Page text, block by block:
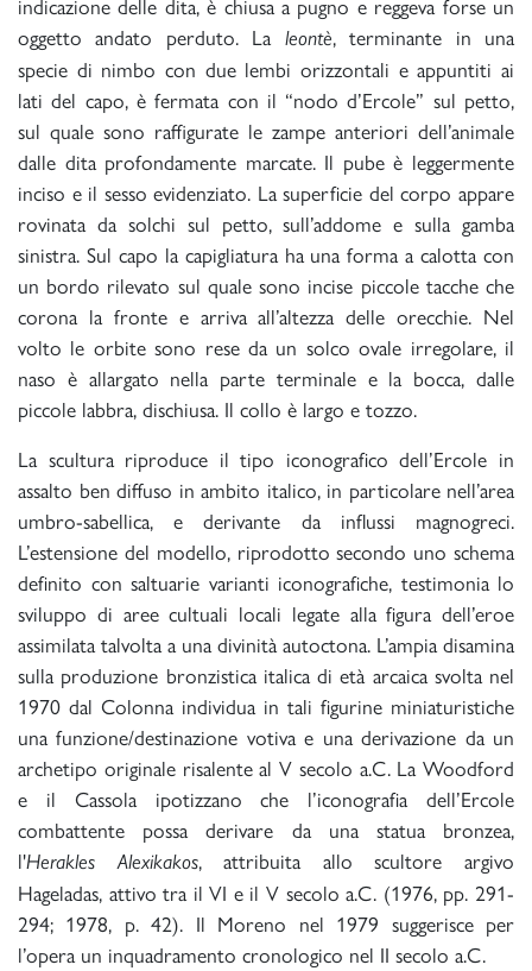
oggetto andato perduto. La leontè, terminante in una
specie di nimbo con due lembi orizzontali e appuntiti ai
lati del capo, è fermata con il “nodo d’Ercole” sul petto,
sul quale sono raffigurate le zampe anteriori dell’animale
dalle dita profondamente marcate. Il pube è leggermente
inciso e il sesso evidenziato. La superficie del corpo appare
rovinata da solchi sul petto, sull’addome e sulla gamba
sinistra. Sul capo la capigliatura ha una forma a calotta con
un bordo rilevato sul quale sono incise piccole tacche che
corona la fronte e arriva all’altezza delle orecchie. Nel
volto le orbite sono rese da un solco ovale irregolare, il
naso è allargato nella parte terminale e la bocca, dalle
piccole labbra, dischiusa. Il collo è largo e tozzo.
La scultura riproduce il tipo iconografico dell’Ercole in
assalto ben diffuso in ambito italico, in particolare nell’area
umbro-sabellica, e derivante da influssi magnogreci.
L’estensione del modello, riprodotto secondo uno schema
definito con saltuarie varianti iconografiche, testimonia lo
sviluppo di aree cultuali locali legate alla figura dell’eroe
assimilata talvolta a una divinità autoctona. L’ampia disamina
sulla produzione bronzistica italica di età arcaica svolta nel
1970 dal Colonna individua in tali figurine miniaturistiche
una funzione/destinazione votiva e una derivazione da un
archetipo originale risalente al V secolo a.C. La Woodford
e il Cassola ipotizzano che l’iconografia dell’Ercole
combattente possa derivare da una statua bronzea,
l'Herakles Alexikakos, attribuita allo scultore argivo
Hageladas, attivo tra il VI e il V secolo a.C. (1976, pp. 291-
294; 1978, p. 42). Il Moreno nel 1979 suggerisce per
l’opera un inquadramento cronologico nel II secolo a.C.